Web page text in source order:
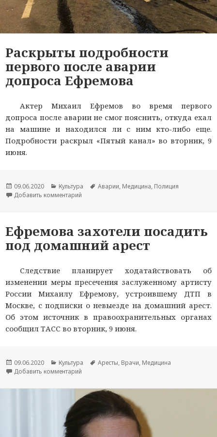
Раскрыты подробности
первого после аварии
допроса Ефремова
Актер Михаил Ефремов во время первого
допроса после аварии не смог пояснить, откуда ехал
на машине и находился ли с ним кто-либо еще.
Подробности раскрыл «Пятый канал» во вторник, 9
июня.
Опубликовано
09.06.2020 Рубрики
Культура Метки
Аварии, Медицина, Полиция
Добавить комментарий
Ефремова захотели посадить
под домашний арест
Следствие планирует ходатайствовать об
изменении меры пресечения заслуженному артисту
России Михаилу Ефремову, устроившему ДТП в
Москве, с подписки о невыезде на домашний арест.
Об этом источник в правоохранительных органах
сообщил ТАСС во вторник, 9 июня.
Опубликовано
09.06.2020 Рубрики
Культура Метки
Аресты, Врачи, Медицина
Добавить комментарий